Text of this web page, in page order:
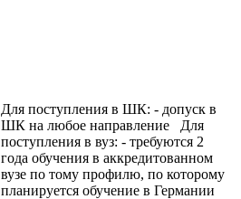
Для поступления в ШК: - допуск в
ШК на любое направление Для
поступления в вуз: - требуются 2
года обучения в аккредитованном
вузе по тому профилю, по которому
планируется обучение в Германии